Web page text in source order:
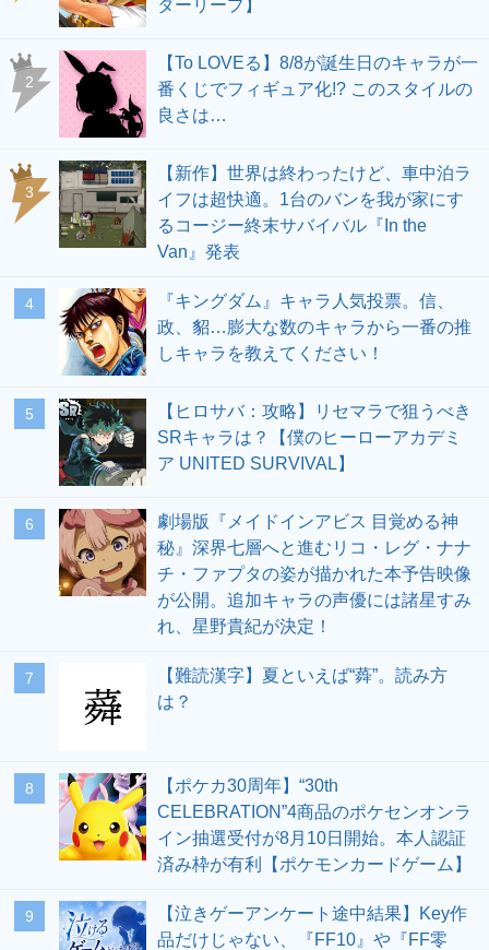
ターリープ】
2
【To LOVEる】8/8が誕生日のキャラが一
番くじでフィギュア化!? このスタイルの
良さは…
3
【新作】世界は終わったけど、車中泊ラ
イフは超快適。1台のバンを我が家にす
るコージー終末サバイバル『In the
Van』発表
4
『キングダム』キャラ人気投票。信、
政、貂…膨大な数のキャラから一番の推
しキャラを教えてください！
5
【ヒロサバ：攻略】リセマラで狙うべき
SRキャラは？【僕のヒーローアカデミ
ア UNITED SURVIVAL】
6
劇場版『メイドインアビス 目覚める神
秘』深界七層へと進むリコ・レグ・ナナ
チ・ファプタの姿が描かれた本予告映像
が公開。追加キャラの声優には諸星すみ
れ、星野貴紀が決定！
7
【難読漢字】夏といえば“蕣”。読み方
は？
8
【ポケカ30周年】“30th
CELEBRATION”4商品のポケセンオンラ
イン抽選受付が8月10日開始。本人認証
済み枠が有利【ポケモンカードゲーム】
9
【泣きゲーアンケート途中結果】Key作
品だけじゃない、『FF10』や『FF零